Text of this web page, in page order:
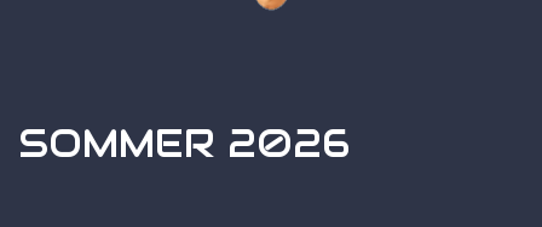
SOMMER 2026